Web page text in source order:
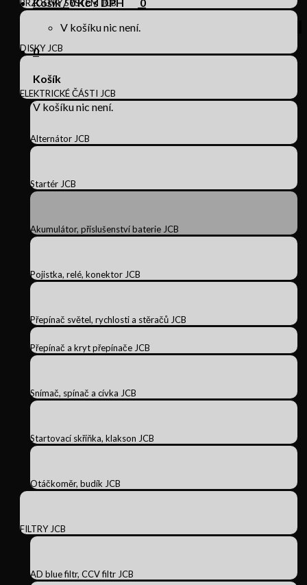
V košíku nic není.
0
Košík
V košíku nic není.
BRZDOVÝ SYSTÉM JCB
DISKY JCB
ELEKTRICKÉ ČÁSTI JCB
Alternátor JCB
Startér JCB
Akumulátor, příslušenství baterie JCB
Pojistka, relé, konektor JCB
Přepínač světel, rychlosti a stěračů JCB
Přepínač a kryt přepínače JCB
Snímač, spínač a cívka JCB
Startovací skříňka, klakson JCB
Otáčkoměr, budík JCB
FILTRY JCB
AD blue filtr, CCV filtr JCB